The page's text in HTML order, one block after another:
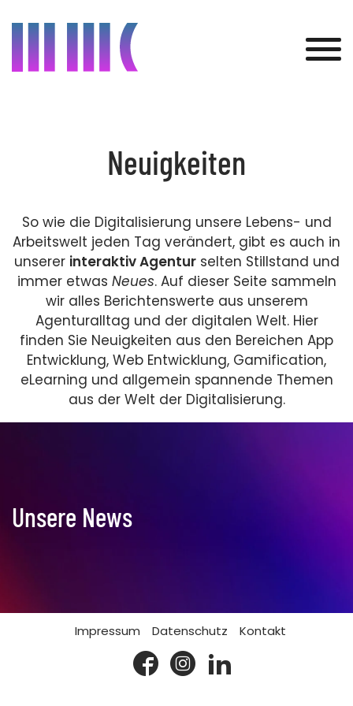
Über uns
Aktuelles
Kontakt
Neuigkeiten
So wie die Digitalisierung unsere Lebens- und
Arbeitswelt jeden Tag verändert, gibt es auch in
unserer interaktiv Agenturselten Stillstand und
immer etwas Neues. Auf dieser Seite sammeln
wir alles Berichtenswerte aus unserem
Agenturalltag und der digitalen Welt. Hier
finden Sie Neuigkeiten aus den Bereichen App
Entwicklung, Web Entwicklung, Gamification,
eLearning und allgemein spannende Themen
aus der Welt der Digitalisierung.
Unsere News
Impressum Datenschutz Kontakt